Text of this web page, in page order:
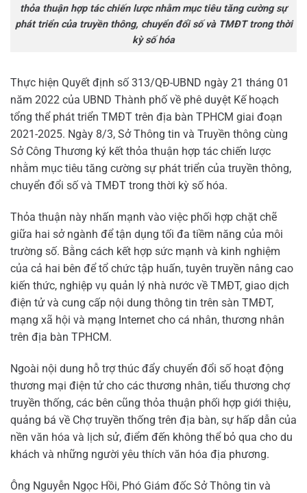
thỏa thuận hợp tác chiến lược nhằm mục tiêu tăng cường sự
phát triển của truyền thông, chuyển đổi số và TMĐT trong thời
kỳ số hóa
Thực hiện Quyết định số 313/QĐ-UBND ngày 21 tháng 01
năm 2022 của UBND Thành phố về phê duyệt Kế hoạch
tổng thể phát triển TMĐT trên địa bàn TPHCM giai đoạn
2021-2025. Ngày 8/3, Sở Thông tin và Truyền thông cùng
Sở Công Thương ký kết thỏa thuận hợp tác chiến lược
nhằm mục tiêu tăng cường sự phát triển của truyền thông,
chuyển đổi số và TMĐT trong thời kỳ số hóa.
Thỏa thuận này nhấn mạnh vào việc phối hợp chặt chẽ
giữa hai sở ngành để tận dụng tối đa tiềm năng của môi
trường số. Bằng cách kết hợp sức mạnh và kinh nghiệm
của cả hai bên để tổ chức tập huấn, tuyên truyền nâng cao
kiến thức, nghiệp vụ quản lý nhà nước về TMĐT, giao dịch
điện tử và cung cấp nội dung thông tin trên sàn TMĐT,
mạng xã hội và mạng Internet cho cá nhân, thương nhân
trên địa bàn TPHCM.
Ngoài nội dung hỗ trợ thúc đẩy chuyển đổi số hoạt động
thương mại điện tử cho các thương nhân, tiểu thương chợ
truyền thống, các bên cũng thỏa thuận phối hợp giới thiệu,
quảng bá về Chợ truyền thống trên địa bàn, sự hấp dẫn của
nền văn hóa và lịch sử, điểm đến không thể bỏ qua cho du
khách và những người yêu thích văn hóa địa phương.
Ông Nguyễn Ngọc Hồi, Phó Giám đốc Sở Thông tin và